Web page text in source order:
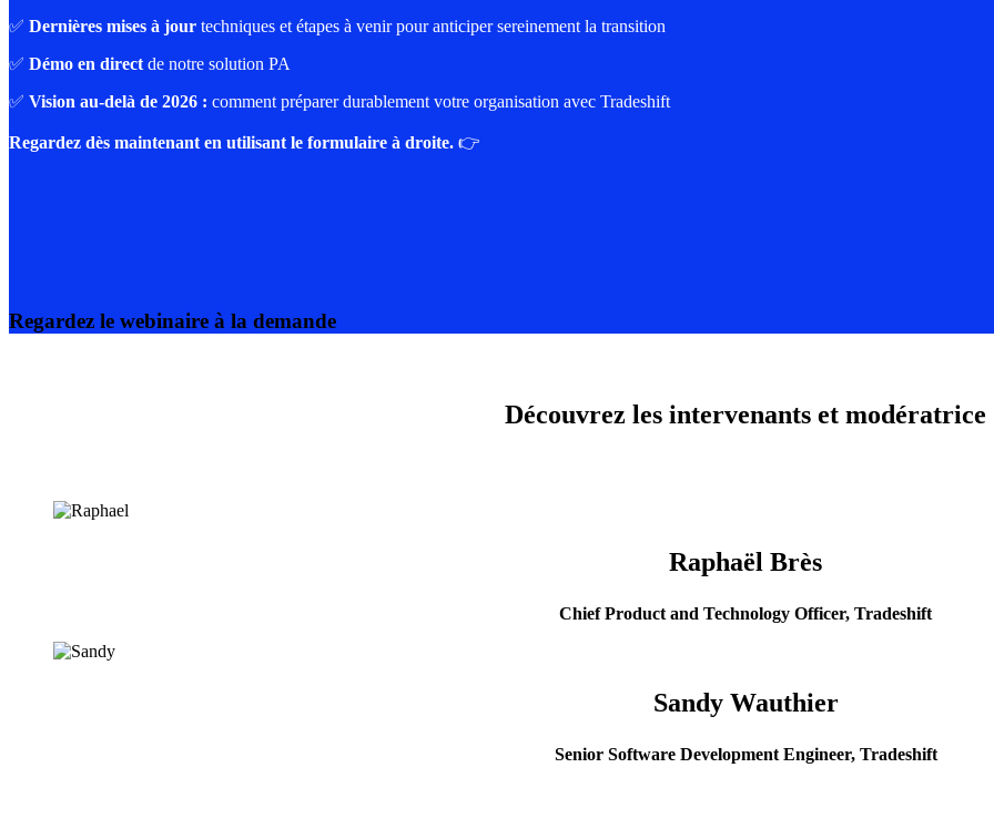
✅ Dernières mises à jour techniques et étapes à venir pour anticiper sereinement la transition
✅ Démo en direct de notre solution PA
✅ Vision au-delà de 2026 : comment préparer durablement votre organisation avec Tradeshift
Regardez dès maintenant en utilisant le formulaire à droite. 👉
Regardez le webinaire à la demande
Découvrez les intervenants et modératrice
Raphaël Brès
Chief Product and Technology Officer, Tradeshift
Sandy Wauthier
Senior Software Development Engineer, Tradeshift